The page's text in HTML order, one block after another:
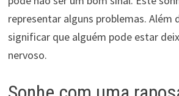
representar alguns problemas. Além
significar que alguém pode estar
nervoso.